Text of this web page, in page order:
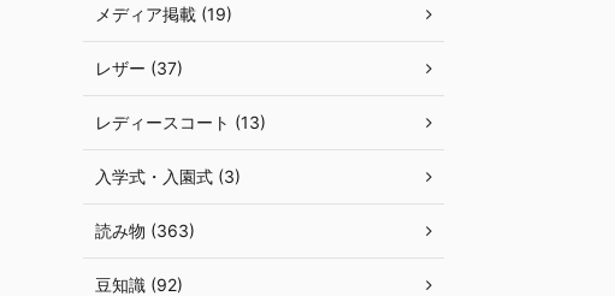
メディア掲載 (19)
レザー (37)
レディースコート (13)
入学式・入園式 (3)
読み物 (363)
豆知識 (92)